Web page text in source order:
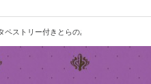
ストリー付きとらのあな限定版を発売い